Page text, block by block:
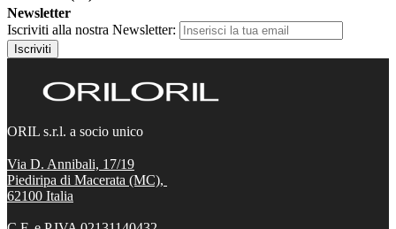
Newsletter
Iscriviti alla nostra Newsletter:
Iscriviti
ORIL s.r.l. a socio unico
Via D. Annibali, 17/19
Piediripa di Macerata (MC),
62100 Italia